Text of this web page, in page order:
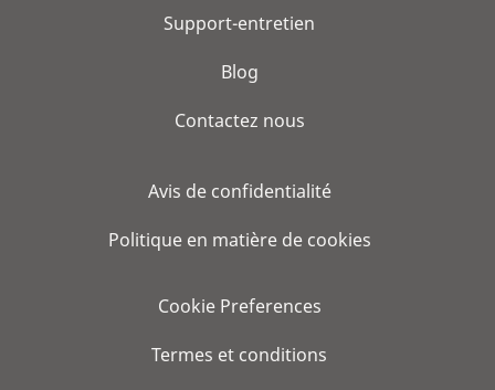
Support-entretien
Blog
Contactez nous
Avis de confidentialité
Politique en matière de cookies
Cookie Preferences
Termes et conditions